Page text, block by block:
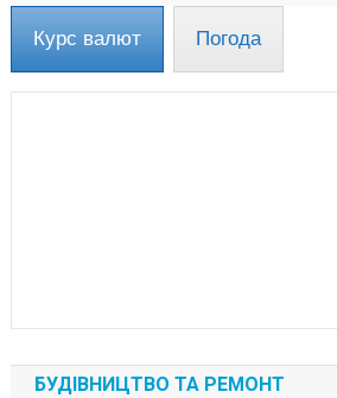
Курс валют Погода
БУДІВНИЦТВО ТА РЕМОНТ